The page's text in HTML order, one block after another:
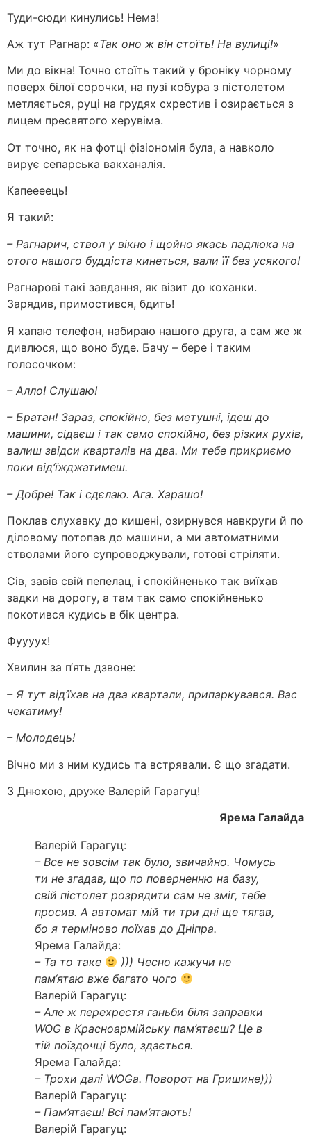
Туди-сюди кинулись! Нема!
Аж тут Рагнар: «Так оно ж він стоїть! На вулиці!»
Ми до вікна! Точно стоїть такий у броніку чорному
поверх білої сорочки, на пузі кобура з пістолетом
метляється, руці на грудях схрестив і озирається з
лицем пресвятого херувіма.
От точно, як на фотці фізіономія була, а навколо
вирує сепарська вакханалія.
Капеееець!
Я такий:
– Рагнарич, ствол у вікно і щойно якась падлюка на
отого нашого буддіста кинеться, вали її без усякого!
Рагнарові такі завдання, як візит до коханки.
Зарядив, примостився, бдить!
Я хапаю телефон, набираю нашого друга, а сам же ж
дивлюся, що воно буде. Бачу – бере і таким
голосочком:
– Алло! Слушаю!
– Братан! Зараз, спокійно, без метушні, ідеш до
машини, сідаєш і так само спокійно, без різких рухів,
валиш звідси кварталів на два. Ми тебе прикриємо
поки від‘їжджатимеш.
– Добре! Так і сдєлаю. Ага. Харашо!
Поклав слухавку до кишені, озирнувся навкруги й по
діловому потопав до машини, а ми автоматними
стволами його супроводжували, готові стріляти.
Сів, завів свій пепелац, і спокійненько так виїхав
задки на дорогу, а там так само спокійненько
покотився кудись в бік центра.
Фуууух!
Хвилин за п‘ять дзвоне:
– Я тут від‘їхав на два квартали, припаркувався. Вас
чекатиму!
– Молодець!
Вічно ми з ним кудись та встрявали. Є що згадати.
З Днюхою, друже Валерій Гарагуц!
Ярема Галайда
Валерій Гарагуц:
– Все не зовсім так було, звичайно. Чомусь
ти не згадав, що по поверненню на базу,
свій пістолет розрядити сам не зміг, тебе
просив. А автомат мій ти три дні ще тягав,
бо я терміново поїхав до Дніпра.
Ярема Галайда:
– Та то таке
))) Чесно кажучи не
пам‘ятаю вже багато чого
Валерій Гарагуц:
– Але ж перехрестя ганьби біля заправки
WOG в Красноармійську пам’ятаєш? Це в
тій поїздочці було, здається.
Ярема Галайда:
– Трохи далі WOGa. Поворот на Гришине)))
Валерій Гарагуц:
– Пам’ятаєш! Всі пам’ятають!
Валерій Гарагуц: